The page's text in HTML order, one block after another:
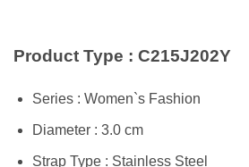
Product Type : C215J202Y
Series : Women`s Fashion
Diameter : 3.0 cm
Strap Type : Stainless Steel